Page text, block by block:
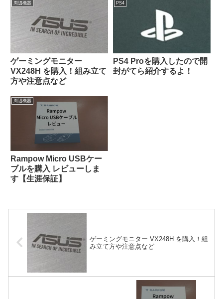
周辺機器
ゲーミングモニター
VX248H を購入！組み立て
方や注意点など
PS4
PS4 Proを購入したので開
封がてら紹介するよ！
周辺機器
Rampow Micro USBケー
ブルを購入 レビューしま
す【生涯保証】
ゲーミングモニター VX248H を購入！組
み立て方や注意点など